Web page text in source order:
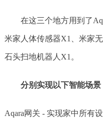
在这三个地方用到了
米家人体传感器X1、米家
石头扫地机器人X1。
分别实现以下智能场景
Aqara网关 - 实现家中所有